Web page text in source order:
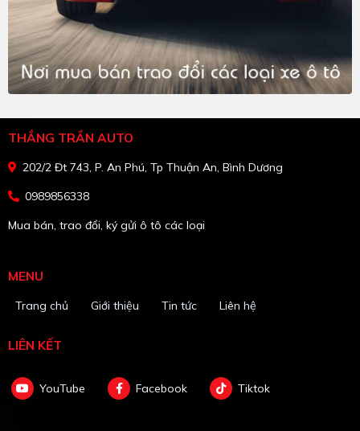
THẮNG TRẦN AUTO
202/2 Đt 743, P. An Phú, Tp Thuận An, Bình Dương
0989856338
Mua bán, trao đổi, ký gửi ô tô các loại
MENU
Trang chủ Giới thiệu Tin tức Liên hệ
LIÊN KẾT
YouTube Facebook Tiktok